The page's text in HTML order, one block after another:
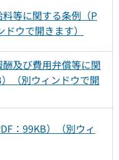
等に関する条例（P
ウで開きます）
及び費用弁償等に関
（別ウィンドウで開
：99KB）（別ウィ